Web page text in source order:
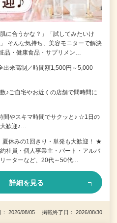
に合うかな？」「試してみたいけ
そんな気持ち、美容モニターで解決
品・健康食品・サプリメン…
出来高制／時間額1,500円～5,000
ご自宅やお近くの店舗で間時間に
間やスキマ時間でサクッと♪ ☆1日の
歓迎♪…
夏休みの1回きり・単発も大歓迎！ ★
社員・個人事業主・パート・アルバ
ーターなど、20代～50代…
詳細を見る
： 2026/08/05 掲載終了日： 2026/08/30